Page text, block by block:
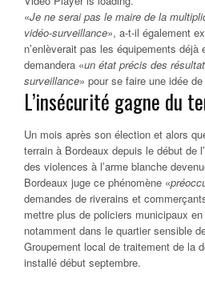
«Je ne serai pas le maire de la
vidéo-surveillance», a-t-il également
n’enlèverait pas les équipements déjà
demandera «un état précis des
surveillance» pour se faire une idée
L’insécurité gagne du
Un mois après son élection et alors
terrain à Bordeaux depuis le début de
des violences à l’arme blanche
Bordeaux juge ce phénomène «
demandes de riverains et
mettre plus de policiers municipaux
notamment dans le quartier sensible
Groupement local de traitement de la
installé début septembre.